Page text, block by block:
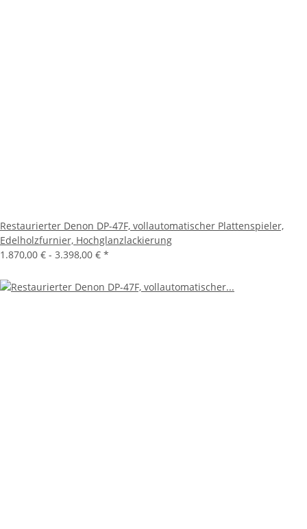
Restaurierter Denon DP-47F, vollautomatischer Plattenspieler,
Edelholzfurnier, Hochglanzlackierung
1.870,00 € - 3.398,00 € *